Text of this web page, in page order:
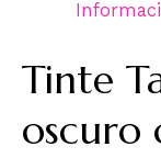
Tinte
oscuro